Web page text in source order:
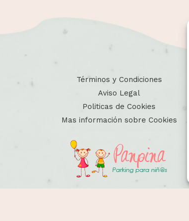
Términos y Condiciones
Aviso Legal
Politicas de Cookies
Mas información sobre Cookies